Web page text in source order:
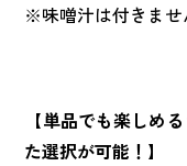
※味噌汁は付きませ
【単品でも楽しめ
た選択が可能！】